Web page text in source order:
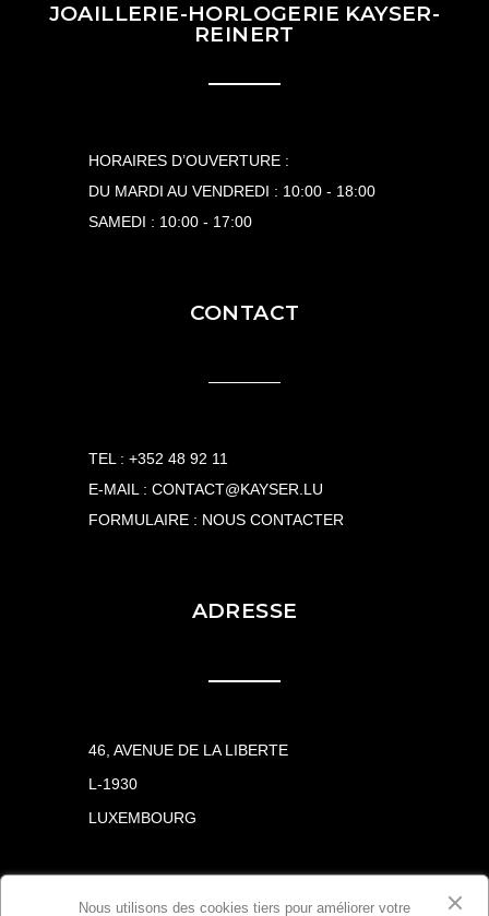
JOAILLERIE-HORLOGERIE KAYSER-
REINERT
HORAIRES D’OUVERTURE :
DU MARDI AU VENDREDI : 10:00 - 18:00
SAMEDI : 10:00 - 17:00
CONTACT
TEL :+352 48 92 11
E-MAIL :CONTACT@KAYSER.LU
FORMULAIRE : NOUS CONTACTER
ADRESSE
46, AVENUE DE LA LIBERTE
L-1930
LUXEMBOURG
Nous utilisons des cookies tiers pour améliorer votre